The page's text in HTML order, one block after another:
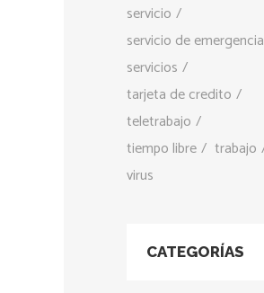
servicio
servicio de emergencia
servicios
tarjeta de credito
teletrabajo
tiempo libre
trabajo
virus
CATEGORÍAS